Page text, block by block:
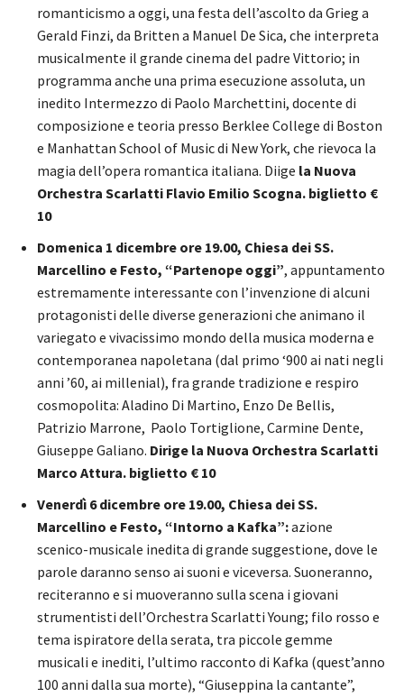
romanticismo a oggi, una festa dell’ascolto da Grieg a
Gerald Finzi, da Britten a Manuel De Sica, che interpreta
musicalmente il grande cinema del padre Vittorio; in
programma anche una prima esecuzione assoluta, un
inedito Intermezzo di Paolo Marchettini, docente di
composizione e teoria presso Berklee College di Boston
e Manhattan School of Music di New York, che rievoca la
magia dell’opera romantica italiana. Diige la Nuova
Orchestra Scarlatti Flavio Emilio Scogna. biglietto €
10
Domenica 1 dicembre ore 19.00, Chiesa dei SS.
Marcellino e Festo, “Partenope oggi”, appuntamento
estremamente interessante con l’invenzione di alcuni
protagonisti delle diverse generazioni che animano il
variegato e vivacissimo mondo della musica moderna e
contemporanea napoletana (dal primo ‘900 ai nati negli
anni ’60, ai millenial), fra grande tradizione e respiro
cosmopolita: Aladino Di Martino, Enzo De Bellis,
Patrizio Marrone, Paolo Tortiglione, Carmine Dente,
Giuseppe Galiano. Dirige la Nuova Orchestra Scarlatti
Marco Attura. biglietto € 10
Venerdì 6 dicembre ore 19.00, Chiesa dei SS.
Marcellino e Festo, “Intorno a Kafka”:azione
scenico-musicale inedita di grande suggestione, dove le
parole daranno senso ai suoni e viceversa. Suoneranno,
reciteranno e si muoveranno sulla scena i giovani
strumentisti dell’Orchestra Scarlatti Young; filo rosso e
tema ispiratore della serata, tra piccole gemme
musicali e inediti, l’ultimo racconto di Kafka (quest’anno
100 anni dalla sua morte), “Giuseppina la cantante”,